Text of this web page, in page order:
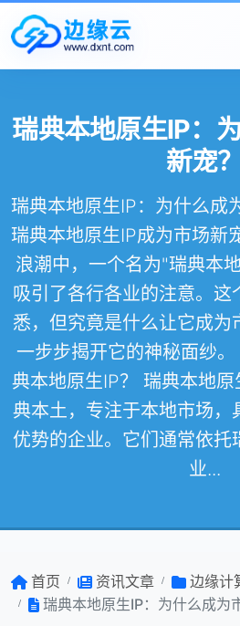
瑞典本地原生IP：
新宠？
瑞典本地原生IP：为什么成
瑞典本地原生IP成为市场新
浪潮中，一个名为"瑞典本
吸引了各行各业的注意。这
悉，但究竟是什么让它成为
一步步揭开它的神秘面纱
典本地原生IP？ 瑞典本地
典本土，专注于本地市场，
优势的企业。它们通常依托
业...
首页 资讯文章
边缘计
瑞典本地原生IP：为什么成为